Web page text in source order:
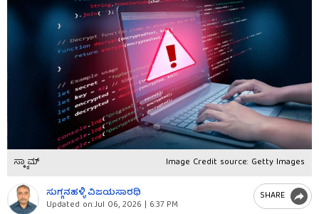
ಸ್ಕ್ಯಾಮ್ Image Credit source: Getty Images
ಸುಗ್ಗನಹಳ್ಳಿ ವಿಜಯಸಾರಥಿ
Updated on:Jul 06, 2026 | 6:37 PM
SHARE